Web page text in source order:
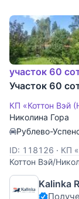
участок 60
Участок 60
КП «Коттон Вэй
Николина Гора
Рублево-
ID: 118126 · КП
Коттон Вэй/
участок 0.6Га в
Никоогорское
(130м) и
Kalinka